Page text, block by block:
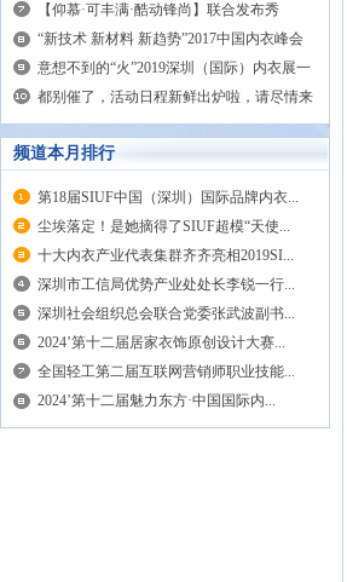
感【仰慕·可丰满·酷动锋尚】联合发布秀
“新技术 新材料 新趋势”2017中国内衣峰会
圆满举行
意想不到的“火”2019深圳（国际）内衣展一
位难求？！
都别催了，活动日程新鲜出炉啦，请尽情来
嗨吧！
频道本月排行
第18届SIUF中国（深圳）国际品牌内衣...
尘埃落定！是她摘得了SIUF超模“天使...
十大内衣产业代表集群齐齐亮相2019SI...
深圳市工信局优势产业处处长李锐一行...
深圳社会组织总会联合党委张武波副书...
2024’第十二届居家衣饰原创设计大赛...
全国轻工第二届互联网营销师职业技能...
2024’第十二届魅力东方·中国国际内...